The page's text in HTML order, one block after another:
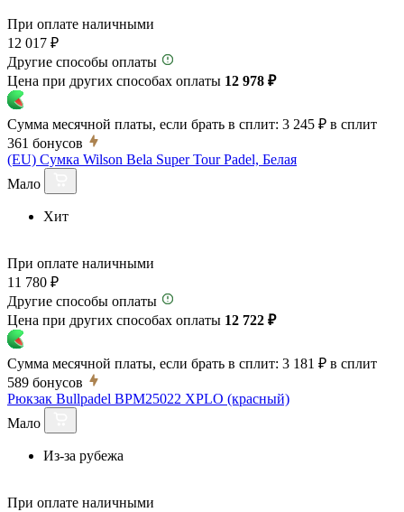
При оплате наличными
12 017 ₽
Другие способы оплаты
Цена при других способах оплаты 12 978 ₽
Сумма месячной платы, если брать в сплит: 3 245 ₽ в сплит
361 бонусов
(EU) Сумка Wilson Bela Super Tour Padel, Белая
Мало
Хит
При оплате наличными
11 780 ₽
Другие способы оплаты
Цена при других способах оплаты 12 722 ₽
Сумма месячной платы, если брать в сплит: 3 181 ₽ в сплит
589 бонусов
Рюкзак Bullpadel BPM25022 XPLO (красный)
Мало
Из-за рубежа
При оплате наличными